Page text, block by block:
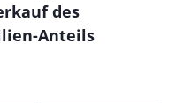
des
Anteils